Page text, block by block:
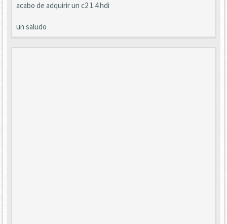
acabo de adquirir un c2 1.4 hdi
un saludo